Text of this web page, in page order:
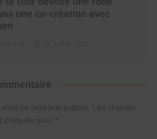
une co-création avec
ne sera pas publiée. Les champs
indiqués avec *